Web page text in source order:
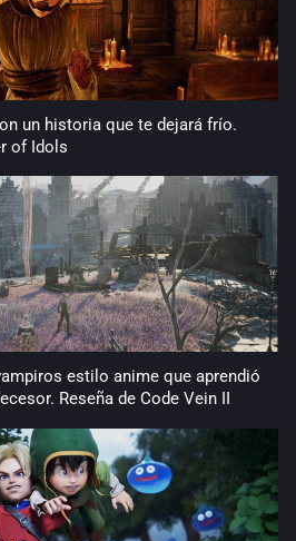
un historia que te dejará frío.
of Idols
estilo anime que aprendió
Reseña de Code Vein II